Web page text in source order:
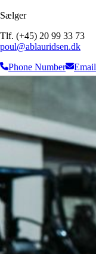
Sælger
Tlf. (+45) 20 99 33 73
poul@ablauridsen.dk
Phone Number
Email